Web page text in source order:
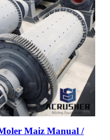
Maiz Manual /